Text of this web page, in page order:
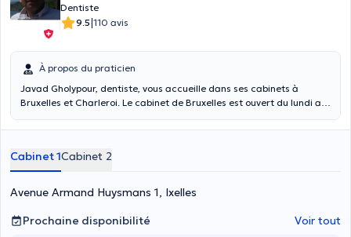
Dentiste
9.5|110 avis
À propos du praticien
Javad Gholypour, dentiste, vous accueille dans ses cabinets à
Bruxelles et Charleroi. Le cabinet de Bruxelles est ouvert du lundi au
samedi de 10h à 17h. Nous aurons bientôt des hygiénistes dans
Cabinet 1Cabinet 2
Avenue Armand Huysmans 1, Ixelles
Prochaine disponibilité
Voir tout